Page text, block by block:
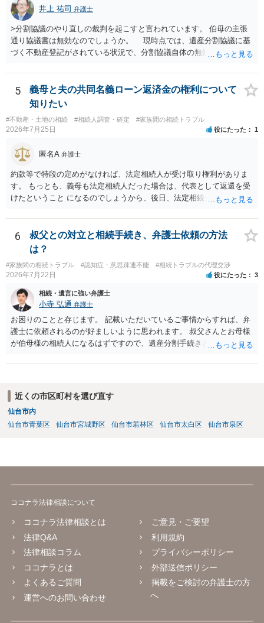
井上 祐司 弁護士
>分割協議のやり直しの裁判を起こすと言われています。 伯母の主張
通り協議書は無効なのでしょうか。 現時点では、遺産分割協議に基
づく不動産登記がされている状況で、分割協議自体の無効を裁判所が
方の訴訟の主張及び立証次第ですが、 ・御祖母様の認知能力に関する
医師の意見書、筆跡鑑定 が提出されればその効力が否定される可能性
はありますが、 ・伯母様自身が分割協議に加わっていること ・御祖母
様の意に反する遺産分割協議を行う実益が誰にあったかの立証が困難
であること からすると、実際に遺産分割協議の効力が否定される可能
性はそれほど高くない（立証のハードルは非常に高い）ということが
言えると思います。
5
義母と夫の共同名義ローン返済金の権利について
知りたい
#不動産・土地の相続 #相続人調査・確定 #家族間の相続トラブル
2026年7月25日 役にたった 1
匿名A 弁護士
約款等で特段の定めがなければ、法定相続人が受け取り権利がありま
す。 もっとも、義母も法定相続人だった場合は、代表として返還を受
けたということ になるのでしょうから、後日、法定相続分に基づいて
6
叔父との対立と相続手続き、弁護士依頼の方法
は？
#家族間の相続トラブル #認知症・意思疎通不能 #相続トラブルの代理交渉
2026年7月22日 役にたった 3
相続・遺言に強い弁護士
小寺 弘通 弁護士
お困りのことと存じます。 記載いただいているご事情からすれば、弁
護士に依頼されるのが好ましいように思われます。 叔父さんとお母様
が伯母様の相続人になるはずですので、遺産分割手続きという形でお
に呼ばれなかったことについて慰謝料を請求する」と言ってこられて
しょうから、こちらから積極的に動く必要はないように見受けられま
す。 仮に訴訟を起こされるなどした場合には、遺産分割手続きで依頼
される弁護士の方に対応をお願いするのが良いのではないでしょう
か。 以上ご参考にしていただければ幸いです。
近くの市区町村を選び直す
仙台市内
仙台市青葉区
仙台市宮城野区 仙台市若林区 仙台市太白区 仙台市泉区
ココナラ法律相談について
ココナラ法律相談とは
法律Q&A
法律相談コラム
ココナラとは
よくあるご質問
運営へのお問い合わせ
ご意見・ご要望
利用規約
プライバシーポリシー
外部送信ポリシー
掲載をご検討の弁護士の方
へ